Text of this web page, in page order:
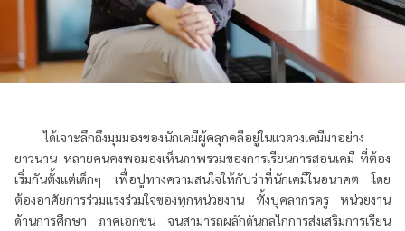
ได้เจาะลึกถึงมุมมองของนักเคมีผู้คลุกคลีอยู่ในแวดวงเคมีมาอย่าง
ยาวนาน หลายคนคงพอมองเห็นภาพรวมของการเรียนการสอนเคมี ที่ต้อง
เริ่มกันตั้งแต่เด็กๆ เพื่อปูทางความสนใจให้กับว่าที่นักเคมีในอนาคต โดย
ต้องอาศัยการร่วมแรงร่วมใจของทุกหน่วยงาน ทั้งบุคลากรครู หน่วยงาน
ด้านการศึกษา ภาคเอกชน จนสามารถผลักดันกลไกการส่งเสริมการเรียน